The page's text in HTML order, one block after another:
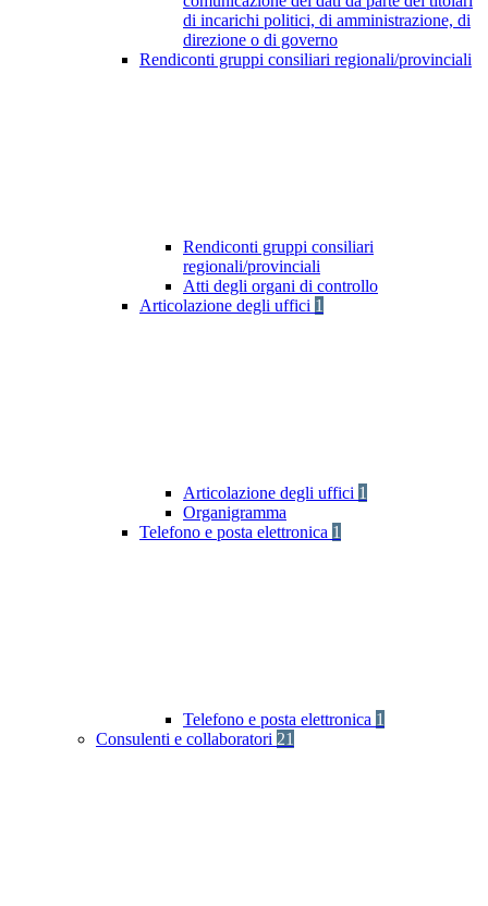
di incarichi politici, di amministrazione, di
direzione o di governo
Rendiconti gruppi consiliari regionali/provinciali
Rendiconti gruppi consiliari
regionali/provinciali
Atti degli organi di controllo
Articolazione degli uffici 1
Articolazione degli uffici 1
Organigramma
Telefono e posta elettronica 1
Telefono e posta elettronica 1
Consulenti e collaboratori 21